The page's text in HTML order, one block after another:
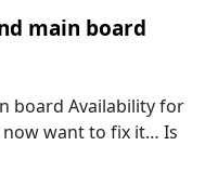
main board
board Availability for
want to fix it… Is